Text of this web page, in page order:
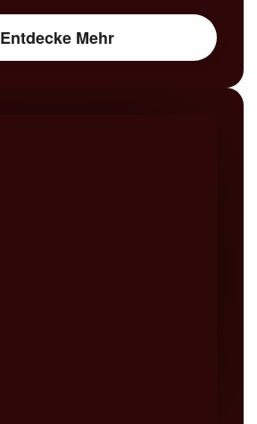
Entdecke Mehr